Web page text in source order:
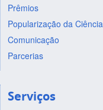
Prêmios
Popularização da Ciência
Comunicação
Parcerias
Serviços